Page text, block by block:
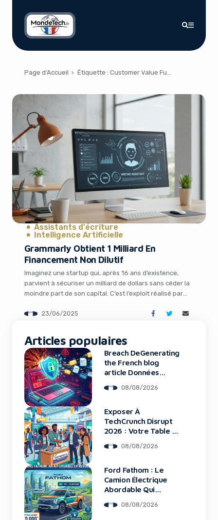
Page d’Accueil › Étiquette : Customer Value Fund
Assistants d'écriture
Intelligence Artificielle
Grammarly Obtient 1 Milliard En
Financement Non Dilutif
Imaginez une startup qui, après 16 ans d’existence,
parvient à sécuriser un milliard de dollars sans céder la
moindre part de son capital. C’est l’exploit réalisé par
partenariat audacieux avec General Catalyst. Ce
23/06/2025
Articles populaires
Breach DeGenerating
the French blog
article Données
Les Clients Touchés
08/08/2026
Exposer À
TechCrunch Disrupt
2026 : Votre Table Au
08/08/2026
Ford Fathom : Le
Camion Électrique
Abordable Qui
Marché08/08/2026
using an ad-blocker!
Yes, I will turn off Ad-Blocker
No Thanks